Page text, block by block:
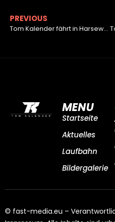
PREVIOUS
Tom Kalender fährt in Harsewinkel auf Platz zwei
MENU
Startseite
Aktuelles
Laufbahn
Bildergalerie
© fast-media.eu –